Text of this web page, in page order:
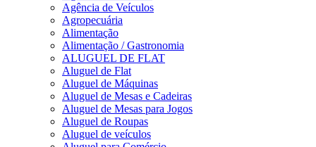
Agência de Veículos
Agropecuária
Alimentação
Alimentação / Gastronomia
ALUGUEL DE FLAT
Aluguel de Flat
Aluguel de Máquinas
Aluguel de Mesas e Cadeiras
Aluguel de Mesas para Jogos
Aluguel de Roupas
Aluguel de veículos